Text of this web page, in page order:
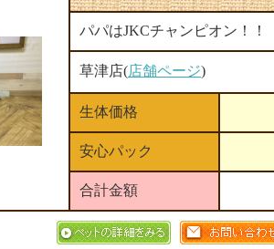
パパはJKCチャンピオン！！
草津店(店舗ページ)
生体価格
安心パック
合計金額